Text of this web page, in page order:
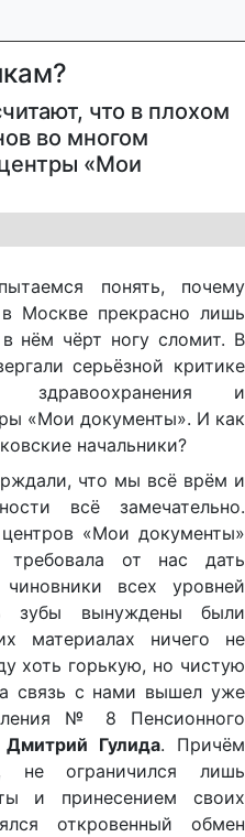
что в плохом
во многом
«Мои
понять, почему
Москве прекрасно лишь
нём чёрт ногу сломит. В
серьёзной критике
здравоохранения и
«Мои документы». И как
начальники?
что мы всё врём и
всё замечательно.
«Мои документы»
от нас дать
всех уровней
зубы вынуждены были
материалах ничего не
хоть горькую, но чистую
связь с нами вышел уже
№ 8 Пенсионного
Дмитрий Гулида. Причём
не ограничился лишь
и принесением своих
откровенный обмен